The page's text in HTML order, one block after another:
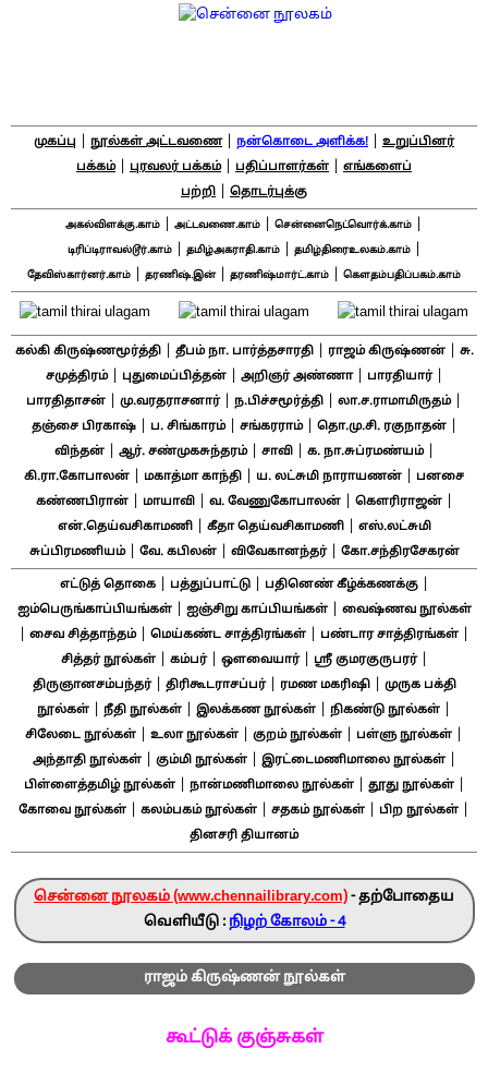
முகப்பு நூல்கள் அட்டவணை| நன்கொடை அளிக்க!
உறுப்பினர்
பக்கம்| புரவலர் பக்கம்| பதிப்பாளர்கள்
எங்களைப்
பற்றி
தொடர்புக்கு
அகல்விளக்கு.காம் அட்டவணை.காம் சென்னைநெட்வொர்க்.காம்
டிரிப்டிராவல்டூர்.காம்| தமிழ்அகராதி.காம்| தமிழ்திரைஉலகம்.காம்|
தேவிஸ்கார்னர்.காம் தரணிஷ்.இன்| தரணிஷ்மார்ட்.காம் கௌதம்பதிப்பகம்.காம்
கல்கி கிருஷ்ணமூர்த்தி| தீபம் நா. பார்த்தசாரதி| ராஜம் கிருஷ்ணன்|
சு.
சமுத்திரம்| புதுமைப்பித்தன்| அறிஞர் அண்ணா| பாரதியார்|
பாரதிதாசன் மு.வரதராசனார்| ந.பிச்சமூர்த்தி லா.ச.ராமாமிருதம்|
தஞ்சை பிரகாஷ்| ப. சிங்காரம்| சங்கரராம்| தொ.மு.சி. ரகுநாதன்|
விந்தன்| ஆர். சண்முகசுந்தரம்| சாவி| க. நா.சுப்ரமண்யம்|
கி.ரா.கோபாலன் மகாத்மா காந்தி ய. லட்சுமி நாராயணன்
பனசை
கண்ணபிரான்| மாயாவி| வ. வேணுகோபாலன்| கௌரிராஜன்|
என்.தெய்வசிகாமணி| கீதா தெய்வசிகாமணி|
எஸ்.லட்சுமி
சுப்பிரமணியம்| வே. கபிலன்| விவேகானந்தர்| கோ.சந்திரசேகரன்
எட்டுத் தொகை| பத்துப்பாட்டு| பதினெண் கீழ்க்கணக்கு|
ஐம்பெருங்காப்பியங்கள்| ஐஞ்சிறு காப்பியங்கள்| வைஷ்ணவ நூல்கள்
சைவ சித்தாந்தம்| மெய்கண்ட சாத்திரங்கள் பண்டார சாத்திரங்கள்
சித்தர் நூல்கள்| கம்பர்| ஔவையார்| ஸ்ரீ குமரகுருபரர்|
திருஞானசம்பந்தர்| திரிகூடராசப்பர்| ரமண மகரிஷி|
முருக பக்தி
நூல்கள்
நீதி நூல்கள் இலக்கண நூல்கள் நிகண்டு நூல்கள்
சிலேடை நூல்கள் உலா நூல்கள் குறம் நூல்கள் பள்ளு நூல்கள்
அந்தாதி நூல்கள்| கும்மி நூல்கள்| இரட்டைமணிமாலை நூல்கள்|
பிள்ளைத்தமிழ் நூல்கள்| நான்மணிமாலை நூல்கள்| தூது நூல்கள்|
கோவை நூல்கள் கலம்பகம் நூல்கள் சதகம் நூல்கள் பிற நூல்கள்
தினசரி தியானம்
சென்னை நூலகம் (www.chennailibrary.com)- தற்போதைய
வெளியீடு : நிழற் கோலம் - 4
ராஜம் கிருஷ்ணன் நூல்கள்
கூட்டுக் குஞ்சுகள்